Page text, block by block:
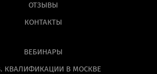
ОТЗЫВЫ
КОНТАКТЫ
ВЕБИНАРЫ
КВАЛИФИКАЦИИ В МОСКВЕ